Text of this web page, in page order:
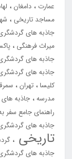
عمارت
دامغان
مساجد تاریخی
جاذبه های
میراث فرهنگی
جاذبه های
جاذبه های
کلیسا تهران
مدرسه جاذبه
راهنمای جامع سفر
جاذبه های
تاریخی
جاذبه های